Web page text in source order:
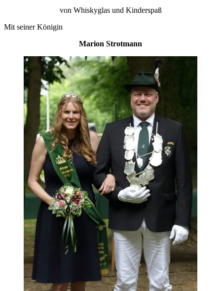
von Whiskyglas und Kinderspaß
Mit seiner Königin
Marion Strotmann